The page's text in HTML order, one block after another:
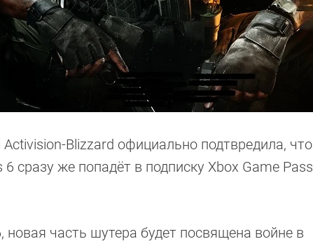
Blizzard официально подтвредила, что
сразу же попадёт в подписку Xbox Game Pass
новая часть шутера будет посвящена войне в